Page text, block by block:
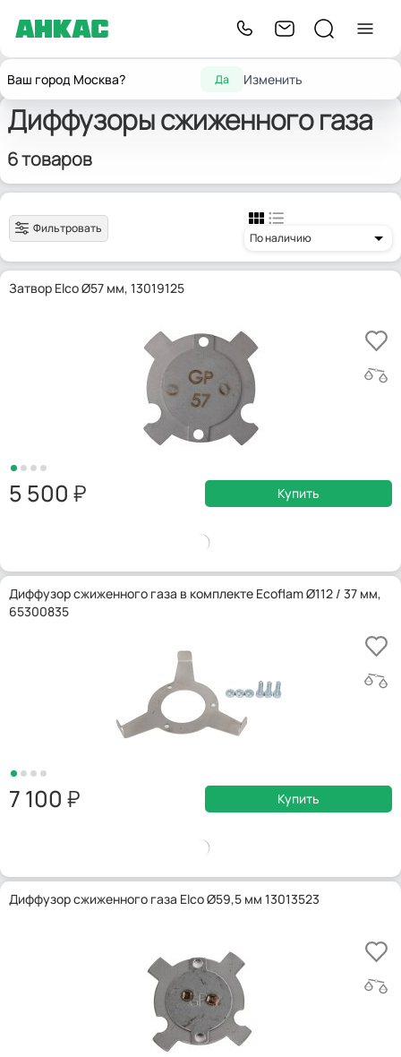
Ваш город Москва? Да Изменить
Главнаягорелок
сжиженного газа
Диффузоры сжиженного газа
6 товаров
Фильтровать
По наличию
Затвор Elco Ø57 мм, 13019125
5 500 Купить
Диффузор сжиженного газа в комплекте Ecoflam Ø112 / 37 мм,
65300835
7 100 Купить
Диффузор сжиженного газа Elco Ø59,5 мм 13013523